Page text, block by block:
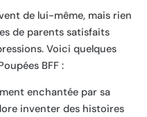
de lui-même, mais rien
de parents satisfaits
Voici quelques
BFF :
enchantée par sa
inventer des histoires